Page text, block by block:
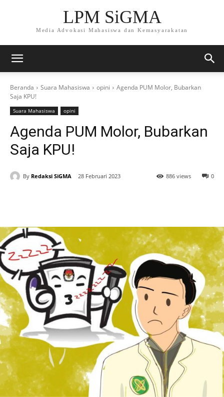
LPM SiGMA
Media Advokasi Mahasiswa dan Kemasyarakatan
Beranda Suara Mahasiswa opini
Agenda PUM Molor, Bubarkan
Saja KPU!
Suara Mahasiswa opini
Agenda PUM Molor, Bubarkan
Saja KPU!
By Redaksi SiGMA 28 Februari 2023 0
886 views